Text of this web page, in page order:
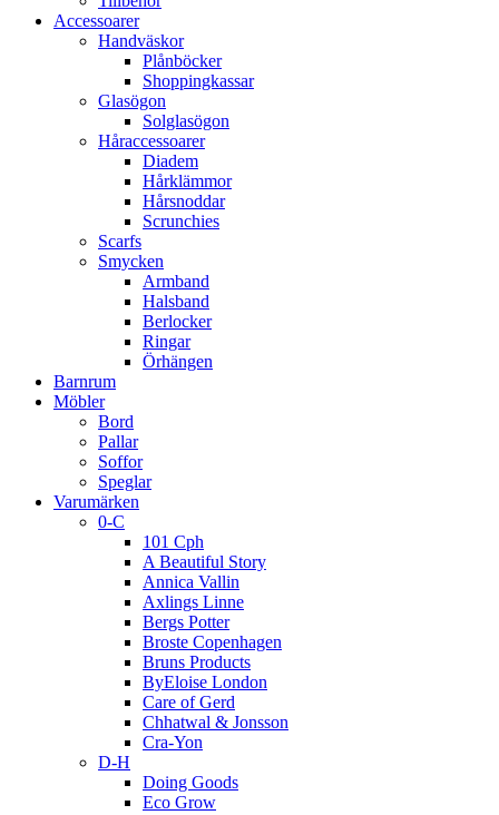
Accessoarer
Handväskor
Plånböcker
Shoppingkassar
Glasögon
Solglasögon
Håraccessoarer
Diadem
Hårklämmor
Hårsnoddar
Scrunchies
Scarfs
Smycken
Armband
Halsband
Berlocker
Ringar
Örhängen
Barnrum
Möbler
Bord
Pallar
Soffor
Speglar
Varumärken
0-C
101 Cph
A Beautiful Story
Annica Vallin
Axlings Linne
Bergs Potter
Broste Copenhagen
Bruns Products
ByEloise London
Care of Gerd
Chhatwal & Jonsson
Cra-Yon
D-H
Doing Goods
Eco Grow